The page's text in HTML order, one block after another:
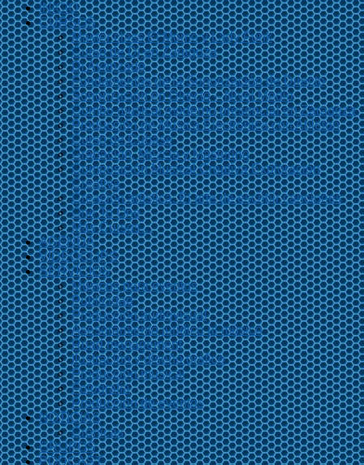
INICIO
CURSOS
Master class El Momo y Lady Funk
Curso de Dj en Zaragoza
Dj Avanzado
Fundamentos de la Sonorización de Directo
Sonorización en Directo – Nivel Medio
Combo musical moderno presencial en Zaragoza
Producción de Música Electrónica con Ableton
Curso de Cubase
Grabación, Mezcla y Mastering
Composición Musical Creativa Exploración
Creativa
Creación artística. El arte de escribir canciones
One To One
Más Cursos…
AGENDA
VIDEOCLIPS
SERVICIOS
Músicos para eventos
Publicidad
Producción audiovisual
Asesoramiento jurídico al músico
Road management
Ilustración y diseño gráfico
Producción musical
Fotografía
Producción de eventos
NOTICIAS
Crónicas
GRUPOS
PODCAST